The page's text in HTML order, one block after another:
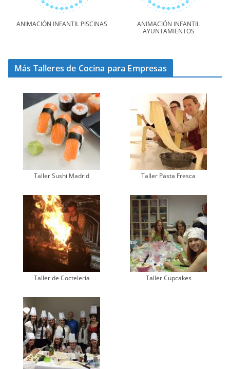
ANIMACIÓN INFANTIL PISCINAS
ANIMACIÓN INFANTIL
AYUNTAMIENTOS
Más Talleres de Cocina para Empresas
Taller Sushi Madrid Taller Pasta Fresca
Taller de Coctelería Taller Cupcakes